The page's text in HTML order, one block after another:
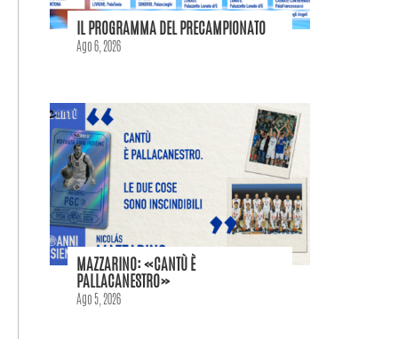
IL PROGRAMMA DEL PRECAMPIONATO
Ago 6, 2026
MAZZARINO: «CANTÙ È
PALLACANESTRO»
Ago 5, 2026